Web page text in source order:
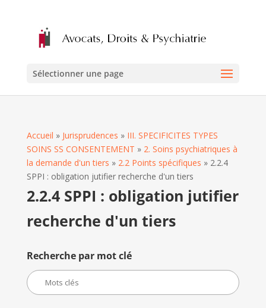
Sélectionner une page
Accueil » Jurisprudences » III. SPECIFICITES TYPES
SOINS SS CONSENTEMENT » 2. Soins psychiatriques à
la demande d'un tiers » 2.2 Points spécifiques » 2.2.4
SPPI : obligation jutifier recherche d'un tiers
2.2.4 SPPI : obligation jutifier
recherche d'un tiers
Recherche par mot clé